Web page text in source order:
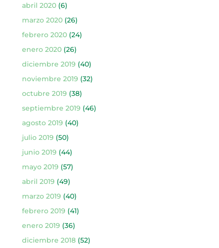
abril 2020(6)
marzo 2020(26)
febrero 2020(24)
enero 2020(26)
diciembre 2019 (40)
noviembre 2019 (32)
octubre 2019 (38)
septiembre 2019 (46)
agosto 2019 (40)
julio 2019 (50)
junio 2019 (44)
mayo 2019 (57)
abril 2019 (49)
marzo 2019 (40)
febrero 2019 (41)
enero 2019 (36)
diciembre 2018(52)